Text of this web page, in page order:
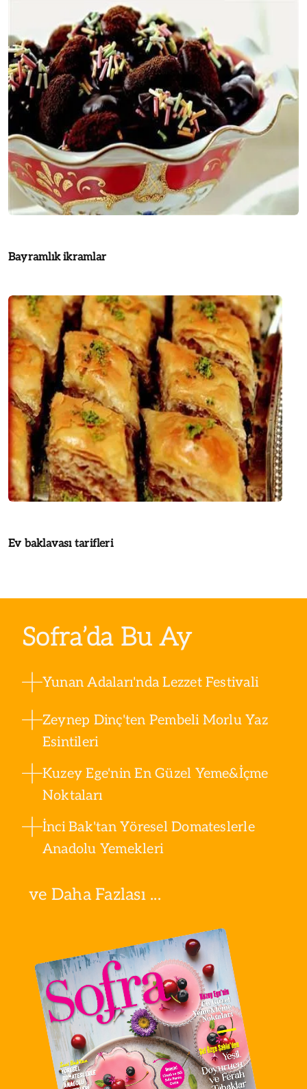
Bayramlık ikramlar
Ev baklavası tarifleri
Sofra’da Bu Ay
Yunan Adaları'nda Lezzet Festivali
Zeynep Dinç'ten Pembeli Morlu Yaz
Esintileri
Kuzey Ege'nin En Güzel Yeme&İçme
Noktaları
İnci Bak'tan Yöresel Domateslerle
Anadolu Yemekleri
ve Daha Fazlası ...